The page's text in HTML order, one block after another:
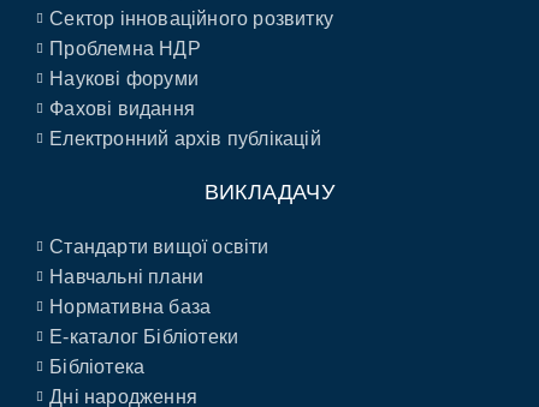
Сектор інноваційного розвитку
Проблемна НДР
Наукові форуми
Фахові видання
Електронний архів публікацій
ВИКЛАДАЧУ
Стандарти вищої освіти
Навчальні плани
Нормативна база
E-каталог Бібліотеки
Бібліотека
Дні народження